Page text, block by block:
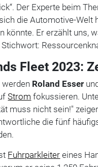
Der Experte beim
die Automotive-Welt
könnte. Er erzählt uns,
Fleet 2023:
Roland Esser
Strom fokussieren.
muss nicht sein!"
die fünf
Fuhrparkleiter eines